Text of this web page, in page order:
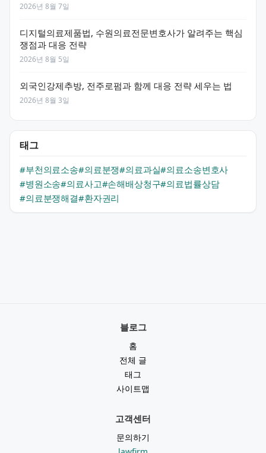
2026년 8월 7일
디지털의료제품법, 수원의료전문변호사가 알려주는 핵심
쟁점과 대응 전략
2026년 8월 5일
외국인강제추방, 전주로펌과 함께 대응 전략 세우는 법
2026년 8월 3일
태그
#부천의료소송#의료분쟁#의료과실#의료소송변호사
#병원소송#의료사고#손해배상청구#의료법률상담
#의료분쟁해결#환자권리
블로그
홈
전체 글
태그
사이트맵
고객센터
문의하기